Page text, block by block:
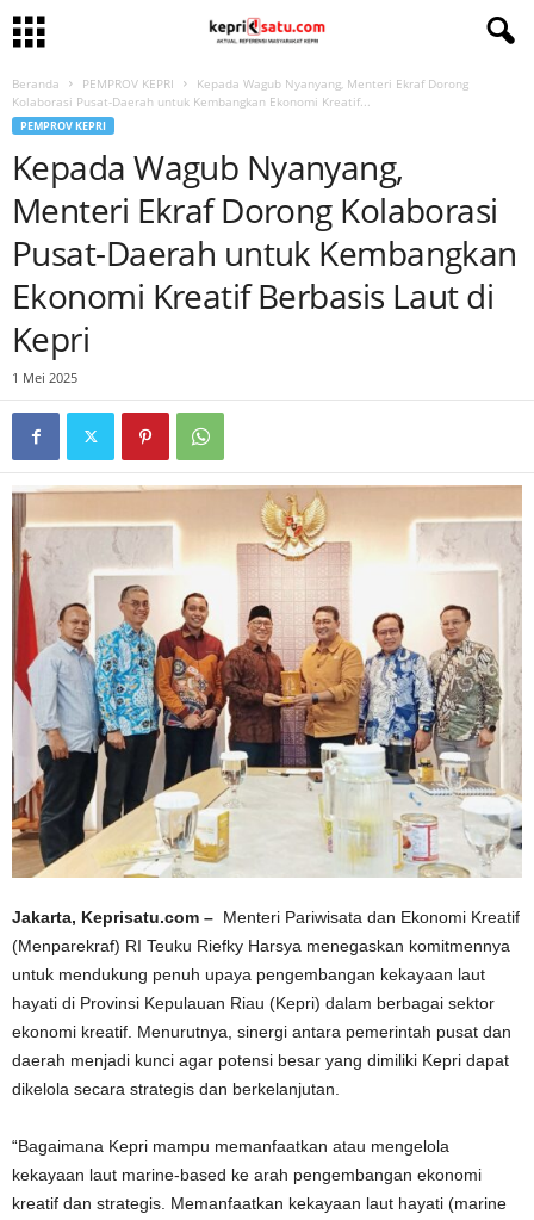
Beranda PEMPROV KEPRI
Kepada Wagub Nyanyang, Menteri Ekraf Dorong
Kolaborasi Pusat-Daerah untuk Kembangkan Ekonomi Kreatif...
PEMPROV KEPRI
Kepada Wagub Nyanyang,
Menteri Ekraf Dorong Kolaborasi
Pusat-Daerah untuk Kembangkan
Ekonomi Kreatif Berbasis Laut di
Kepri
1 Mei 2025
Jakarta, Keprisatu.com – Menteri Pariwisata dan Ekonomi Kreatif
(Menparekraf) RI Teuku Riefky Harsya menegaskan komitmennya
untuk mendukung penuh upaya pengembangan kekayaan laut
hayati di Provinsi Kepulauan Riau (Kepri) dalam berbagai sektor
ekonomi kreatif. Menurutnya, sinergi antara pemerintah pusat dan
daerah menjadi kunci agar potensi besar yang dimiliki Kepri dapat
dikelola secara strategis dan berkelanjutan.
“Bagaimana Kepri mampu memanfaatkan atau mengelola
kekayaan laut marine-based ke arah pengembangan ekonomi
kreatif dan strategis. Memanfaatkan kekayaan laut hayati (marine